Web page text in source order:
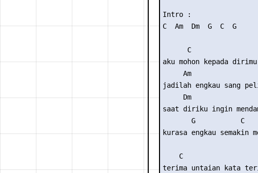
Intro :
C  Am  Dm  G  C  G
      C
aku mohon kepada dirimu
     Am
jadilah engkau sang
     Dm
saat diriku ingin
G           C
kurasa engkau semakin
    C
terima untaian kata